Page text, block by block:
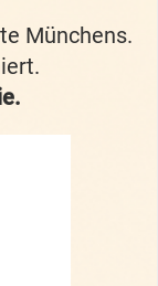
Münchens.